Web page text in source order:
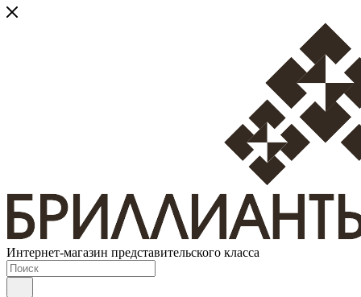
Интернет-магазин представительского класса